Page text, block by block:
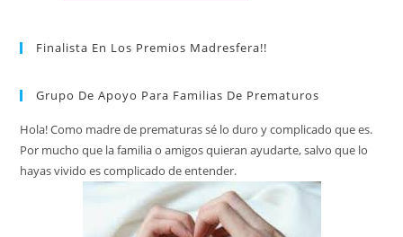
Finalista En Los Premios Madresfera!!
Grupo De Apoyo Para Familias De Prematuros
Hola! Como madre de prematuras sé lo duro y complicado que es.
Por mucho que la familia o amigos quieran ayudarte, salvo que lo
hayas vivido es complicado de entender.